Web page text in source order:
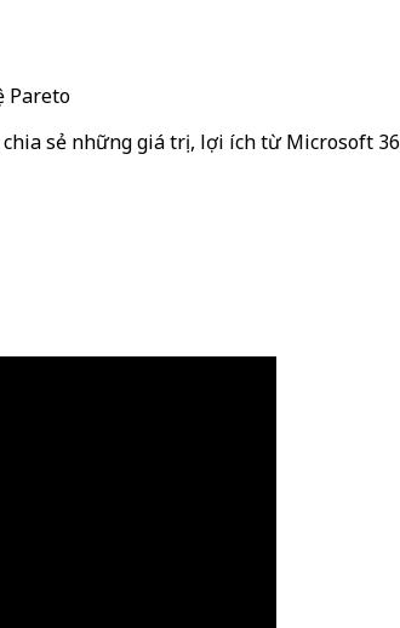
Pareto
sẻ những giá trị, lợi ích từ Microsoft